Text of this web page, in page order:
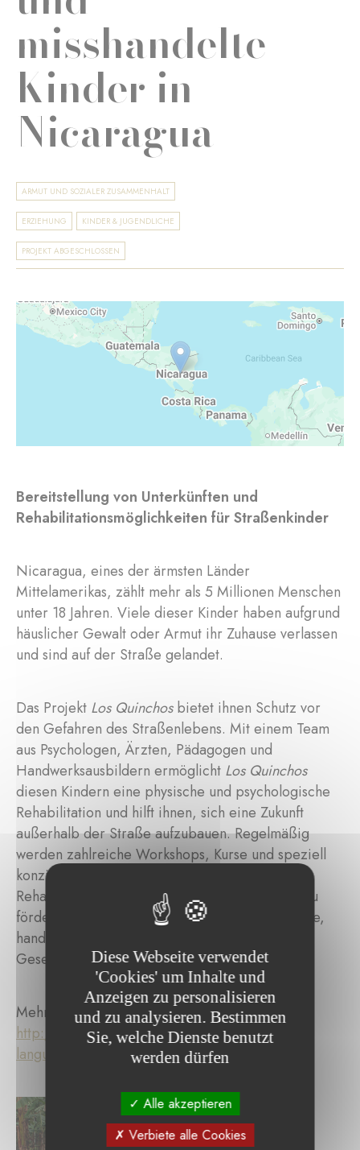
misshandelte
Kinder in
Nicaragua
ARMUT UND SOZIALER ZUSAMMENHALT
ERZIEHUNG KINDER & JUGENDLICHE
PROJEKT ABGESCHLOSSEN
Bereitstellung von Unterkünften und
Rehabilitationsmöglichkeiten für Straßenkinder
Nicaragua, eines der ärmsten Länder
Mittelamerikas, zählt mehr als 5 Millionen Menschen
unter 18 Jahren. Viele dieser Kinder haben aufgrund
häuslicher Gewalt oder Armut ihr Zuhause verlassen
und sind auf der Straße gelandet.
Das Projekt Los Quinchosbietet ihnen Schutz vor
den Gefahren des Straßenlebens. Mit einem Team
aus Psychologen, Ärzten, Pädagogen und
Handwerksausbildern ermöglicht Los Quinchos
diesen Kindern eine physische und psychologische
Rehabilitation und hilft ihnen, sich eine Zukunft
außerhalb der Straße aufzubauen. Regelmäßig
werden zahlreiche Workshops, Kurse und speziell
konzipierte Aktivitäten organisiert, um die
Rehabilitation dieser Kinder und Jugendlichen zu
fördern. Zu diesen Aktivitäten gehören Tanzkurse,
handwerkliche Arbeiten, Landwirtschaftskurse,
Gesellschaftsspiele und Lesen.
Mehr Infos dazu:
http://www.losquinchos.it/progetti.php?
language=eng
Diese Webseite verwendet
'Cookies' um Inhalte und
Anzeigen zu personalisieren
und zu analysieren. Bestimmen
Sie, welche Dienste benutzt
werden dürfen
Alle akzeptieren
Verbiete alle Cookies